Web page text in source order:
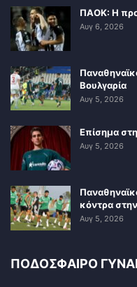
ΠΑΟΚ: Η
Αυγ 6, 2026
Βουλγαρία
Αυγ 5, 2026
Επίσημα
Αυγ 5, 2026
κόντρα
Αυγ 5, 2026
ΠΟΔΟΣΦΑΙΡΟ